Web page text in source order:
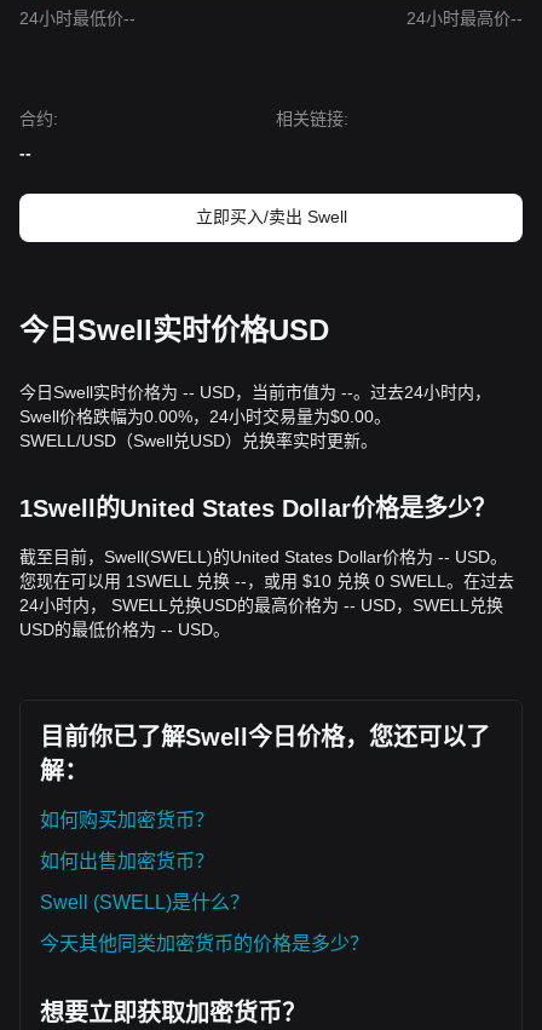
24小时最低价-- 24小时最高价--
合约:
--
相关链接:
立即买入/卖出 Swell
今日Swell实时价格USD
今日Swell实时价格为 -- USD，当前市值为 --。过去24小时内，
Swell价格跌幅为0.00%，24小时交易量为$0.00。
SWELL/USD（Swell兑USD）兑换率实时更新。
1Swell的United States Dollar价格是多少？
截至目前，Swell(SWELL)的United States Dollar价格为 -- USD。
您现在可以用 1SWELL 兑换 --，或用 $10 兑换 0 SWELL。在过去
24小时内， SWELL兑换USD的最高价格为 -- USD，SWELL兑换
USD的最低价格为 -- USD。
目前你已了解Swell今日价格，您还可以了
解：
如何购买加密货币？
如何出售加密货币？
Swell (SWELL)是什么？
今天其他同类加密货币的价格是多少？
想要立即获取加密货币？